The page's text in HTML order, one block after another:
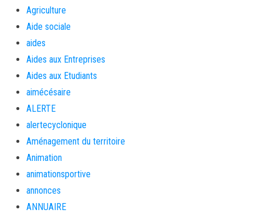
Agriculture
Aide sociale
aides
Aides aux Entreprises
Aides aux Etudiants
aimécésaire
ALERTE
alertecyclonique
Aménagement du territoire
Animation
animationsportive
annonces
ANNUAIRE